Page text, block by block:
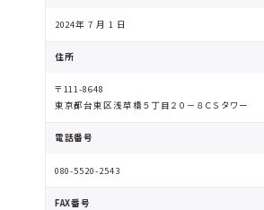
2024年 7 月 1 日
住所
〒111-8648
東京都台東区浅草橋５丁目２０－８ＣＳタワー
電話番号
080-5520-2543
FAX番号